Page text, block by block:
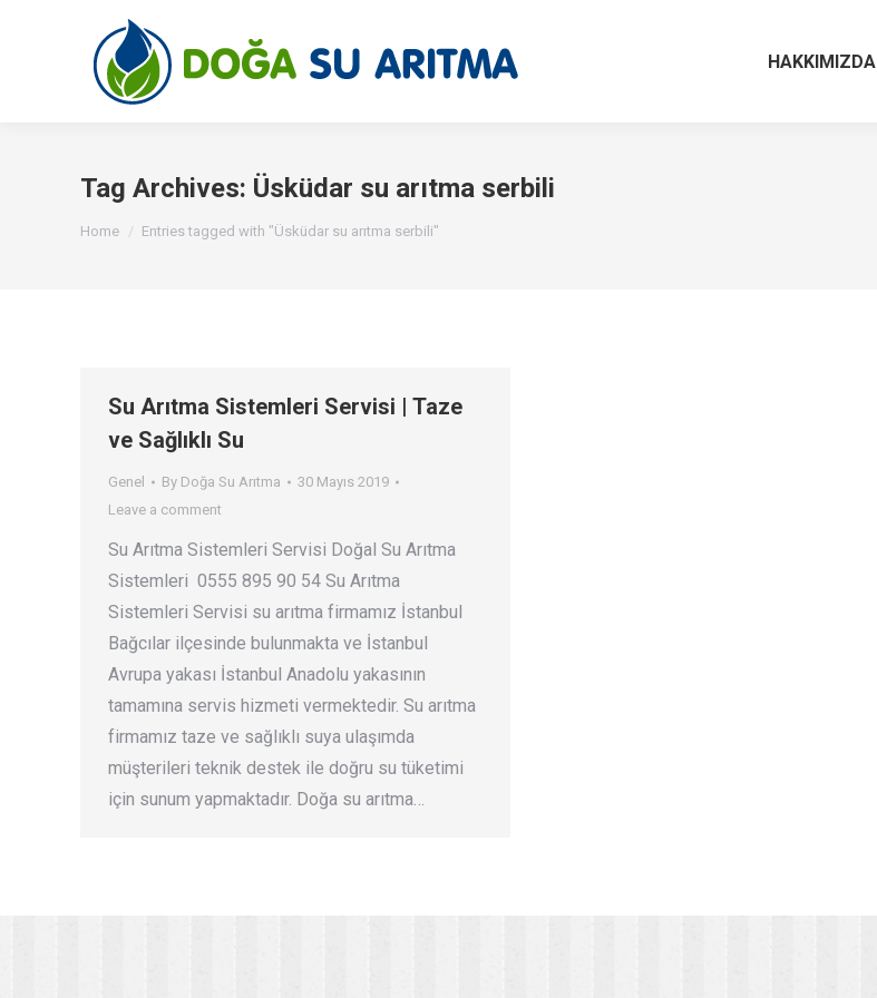
HAKKIMIZDA
Tag Archives: Üsküdar su arıtma serbili
You are here:
Home Entries tagged with "Üsküdar su arıtma serbili"
Su Arıtma Sistemleri Servisi | Taze
ve Sağlıklı Su
Genel By Doğa Su Arıtma
30 Mayıs 2019
Leave a comment
Su Arıtma Sistemleri Servisi Doğal Su Arıtma
Sistemleri 0555 895 90 54 Su Arıtma
Sistemleri Servisi su arıtma firmamız İstanbul
Bağcılar ilçesinde bulunmakta ve İstanbul
Avrupa yakası İstanbul Anadolu yakasının
tamamına servis hizmeti vermektedir. Su arıtma
firmamız taze ve sağlıklı suya ulaşımda
müşterileri teknik destek ile doğru su tüketimi
için sunum yapmaktadır. Doğa su arıtma…